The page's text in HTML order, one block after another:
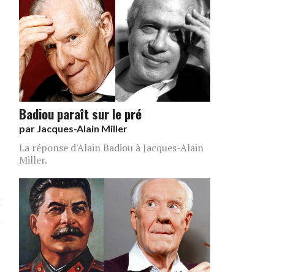
Badiou paraît sur le pré
par Jacques-Alain Miller
La réponse d'Alain Badiou à Jacques-Alain
Miller.